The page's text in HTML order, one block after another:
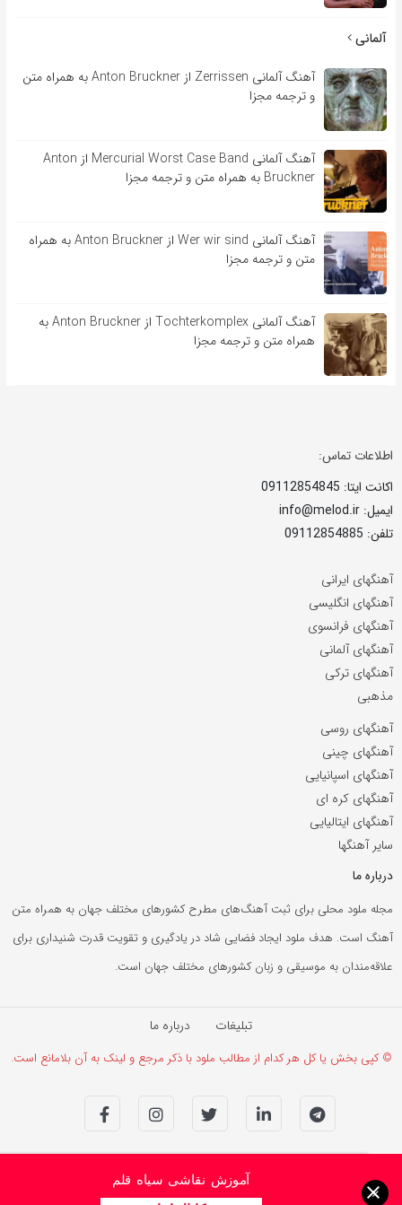
آلمانی
آهنگ آلمانی Zerrissen از Anton Bruckner به همراه متن
و ترجمه مجزا
آهنگ آلمانی Mercurial Worst Case Band از Anton
Bruckner به همراه متن و ترجمه مجزا
آهنگ آلمانی Wer wir sind از Anton Bruckner به همراه
متن و ترجمه مجزا
آهنگ آلمانی Tochterkomplex از Anton Bruckner به
همراه متن و ترجمه مجزا
اطلاعات تماس:
اکانت ایتا: 09112854845
ایمیل: info@melod.ir
تلفن: 09112854885
آهنگهای ایرانی
آهنگهای انگلیسی
آهنگهای فرانسوی
آهنگهای آلمانی
آهنگهای ترکی
مذهبی
آهنگهای روسی
آهنگهای چینی
آهنگهای اسپانیایی
آهنگهای کره ای
آهنگهای ایتالیایی
سایر آهنگها
درباره ما
مجله ملود محلی برای ثبت آهنگ‌های مطرح کشورهای مختلف جهان به همراه متن
آهنگ است. هدف ملود ایجاد فضایی شاد در یادگیری و تقویت قدرت شنیداری برای
علاقه‌مندان به موسیقی و زبان کشورهای مختلف جهان است.
تبلیغات درباره ما
© کپی بخش یا کل هر کدام از مطالب ملود با ذکر مرجع و لینک به آن بلامانع است.
آموزش نقاشی سیاه قلم
×